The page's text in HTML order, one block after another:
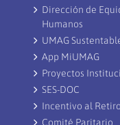
Dirección de
Humanos
UMAG
App MiUMAG
Proyectos
SES-DOC
Incentivo al Retiro
Comité Paritario